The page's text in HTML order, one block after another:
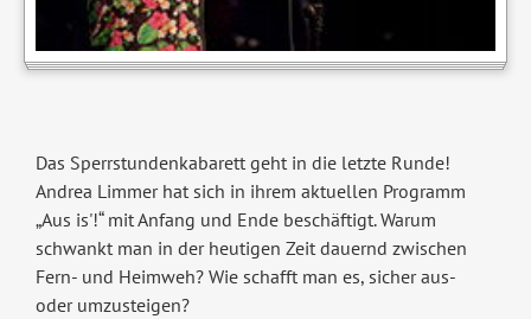
Das Sperrstundenkabarett geht in die letzte Runde!
Andrea Limmer hat sich in ihrem aktuellen Programm
„Aus is'!“ mit Anfang und Ende beschäftigt. Warum
schwankt man in der heutigen Zeit dauernd zwischen
Fern- und Heimweh? Wie schafft man es, sicher aus-
oder umzusteigen?